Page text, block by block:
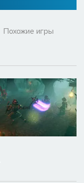
Похожие игры